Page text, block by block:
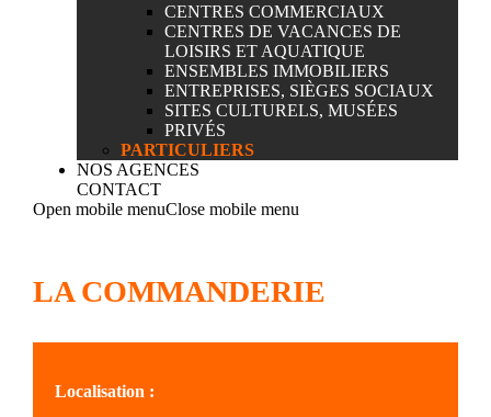
CENTRES COMMERCIAUX
CENTRES DE VACANCES DE
LOISIRS ET AQUATIQUE
ENSEMBLES IMMOBILIERS
ENTREPRISES, SIÈGES SOCIAUX
SITES CULTURELS, MUSÉES
PRIVÉS
PARTICULIERS
NOS AGENCES
CONTACT
Open mobile menuClose mobile menu
LA COMMANDERIE
Localisation :